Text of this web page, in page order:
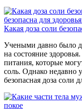
безопасна для здоровья
Какая доза соли
Учеными давно было
на состояние
питания, которые
соль. Однако недавно
безопасная доза соли